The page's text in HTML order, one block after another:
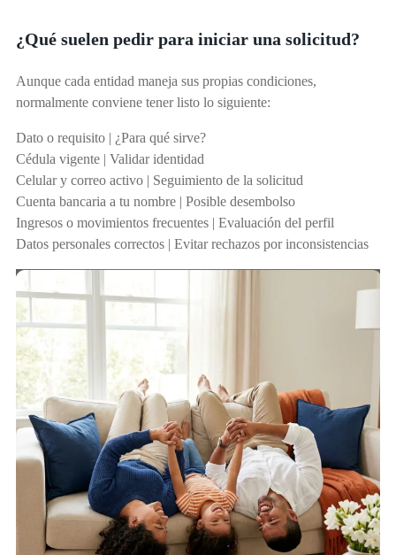
¿Qué suelen pedir para iniciar una solicitud?
Aunque cada entidad maneja sus propias condiciones,
normalmente conviene tener listo lo siguiente:
Dato o requisito | ¿Para qué sirve?
Cédula vigente | Validar identidad
Celular y correo activo | Seguimiento de la solicitud
Cuenta bancaria a tu nombre | Posible desembolso
Ingresos o movimientos frecuentes | Evaluación del perfil
Datos personales correctos | Evitar rechazos por inconsistencias